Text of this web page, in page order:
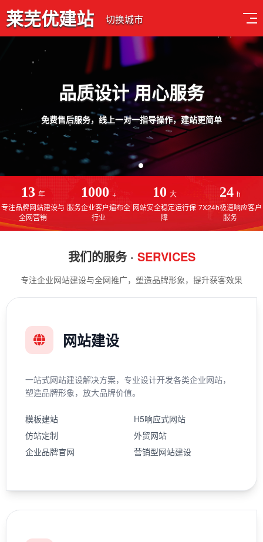
莱芜优建站 切换城市
品质设计 用心服务
免费售后服务，线上一对一指导操作，建站更简单
13 年
专注品牌网站建设与
全网营销
1000 +
服务企业客户遍布全
行业
10 大
网站安全稳定运行保
障
24 h
7X24h极速响应客户
服务
我们的服务 · SERVICES
专注企业网站建设与全网推广，塑造品牌形象，提升获客效果
网站建设
一站式网站建设解决方案，专业设计开发各类企业网站，
塑造品牌形象，放大品牌价值。
模板建站
H5响应式网站
仿站定制
外贸网站
企业品牌官网
营销型网站建设